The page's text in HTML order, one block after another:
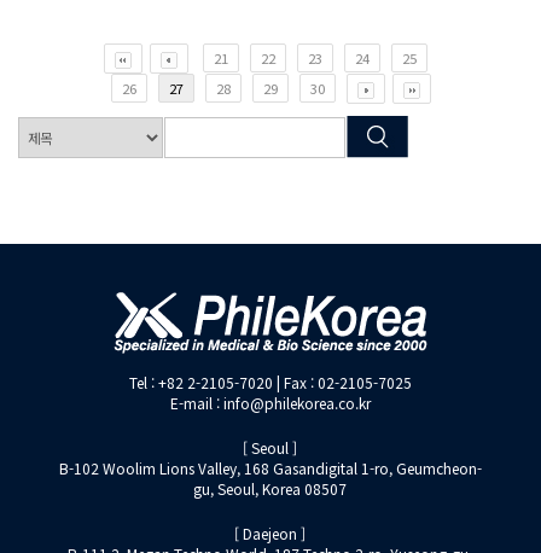
21 22 23 24
25
26
27 28 29 30
Tel : +82 2-2105-7020 | Fax : 02-2105-7025
E-mail : info@philekorea.co.kr
[ Seoul ]
B-102 Woolim Lions Valley, 168 Gasandigital 1-ro, Geumcheon-
gu, Seoul, Korea 08507
[ Daejeon ]